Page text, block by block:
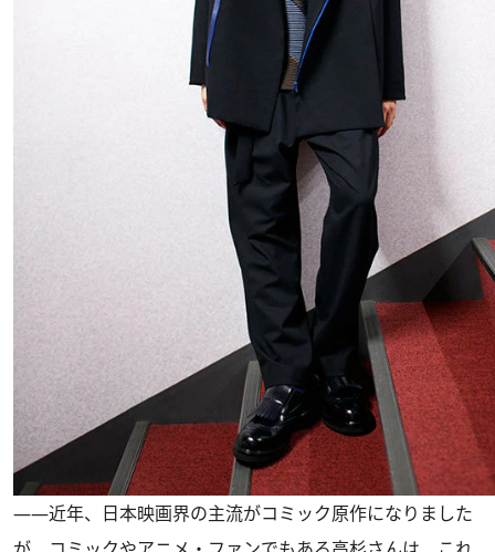
――近年、日本映画界の主流がコミック原作になりました